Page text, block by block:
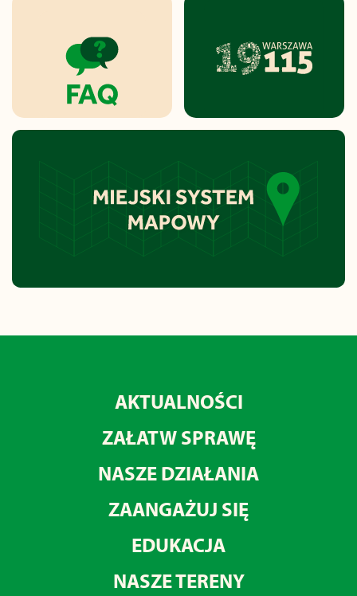
AKTUALNOŚCI
ZAŁATW SPRAWĘ
NASZE DZIAŁANIA
ZAANGAŻUJ SIĘ
EDUKACJA
NASZE TERENY